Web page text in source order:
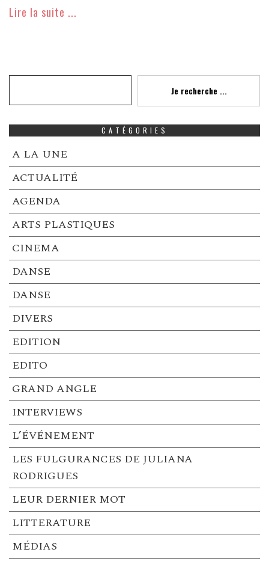
Lire la suite ...
Je recherche ...
CATÉGORIES
A LA UNE
ACTUALITÉ
AGENDA
ARTS PLASTIQUES
CINEMA
DANSE
DANSE
DIVERS
EDITION
EDITO
GRAND ANGLE
INTERVIEWS
L’ÉVÉNEMENT
LES FULGURANCES DE JULIANA
RODRIGUES
LEUR DERNIER MOT
LITTERATURE
MÉDIAS